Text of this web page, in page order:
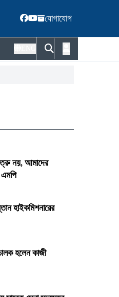
যোগাযোগ
নয়, আমাদের
হাইকমিশনারের
হলেন কাজী